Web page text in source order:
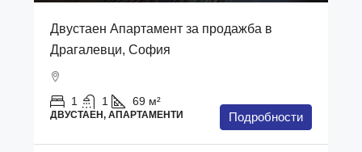
Двустаен Апартамент за продажба в
Драгалевци, София
1 1 69 м²
ДВУСТАЕН, АПАРТАМЕНТИ Подробности